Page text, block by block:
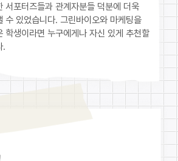
서포터즈들과 관계자분들 덕분에 더욱
수 있었습니다. 그린바이오와 마케팅을
학생이라면 누구에게나 자신 있게 추천할
.